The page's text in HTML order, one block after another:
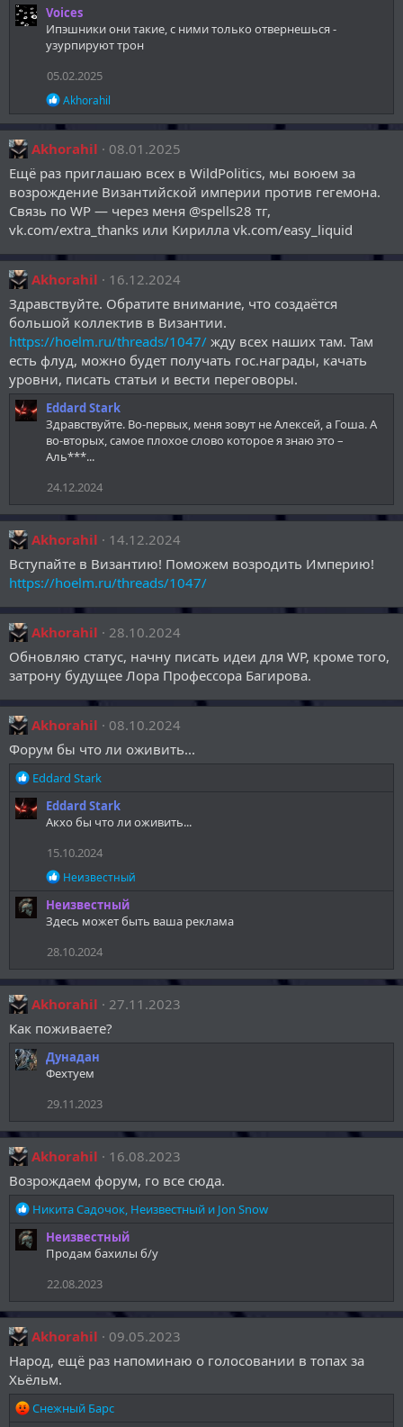
:
Voices
Ипэшники они такие, с ними только отвернешься -
узурпируют трон
05.02.2025
Р
е
а
ц
и
:
Akhorahil
Akhorahil
08.01.2025
Ещё раз приглашаю всех в WildPolitics, мы воюем за
возрождение Византийской империи против гегемона.
Связь по WP — через меня @spells28 тг,
vk.com/extra_thanks или Кирилла vk.com/easy_liquid
Akhorahil
16.12.2024
Здравствуйте. Обратите внимание, что создаётся
большой коллектив в Византии.
https://hoelm.ru/threads/1047/ жду всех наших там. Там
есть флуд, можно будет получать гос.награды, качать
уровни, писать статьи и вести переговоры.
Eddard Stark
Здравствуйте. Во-первых, меня зовут не Алексей, а Гоша. А
во-вторых, самое плохое слово которое я знаю это –
Аль***...
24.12.2024
Akhorahil
14.12.2024
Вступайте в Византию! Поможем возродить Империю!
https://hoelm.ru/threads/1047/
Akhorahil
28.10.2024
Обновляю статус, начну писать идеи для WP, кроме того,
затрону будущее Лора Профессора Багирова.
Akhorahil
08.10.2024
Форум бы что ли оживить...
Р
а
Eddard Stark
Eddard Stark
Акхо бы что ли оживить...
15.10.2024
Р
а
к
и
:
Неизвестный
Неизвестный
Здесь может быть ваша реклама
28.10.2024
Akhorahil
27.11.2023
Как поживаете?
Дунадан
Фехтуем
29.11.2023
Akhorahil
16.08.2023
Возрождаем форум, го все сюда.
Р
а
и
:
Никита Садочок, Неизвестный и Jon Snow
Неизвестный
Продам бахилы б/у
22.08.2023
Akhorahil
09.05.2023
Народ, ещё раз напоминаю о голосовании в топах за
Хьёльм.
Р
Снежный Барс